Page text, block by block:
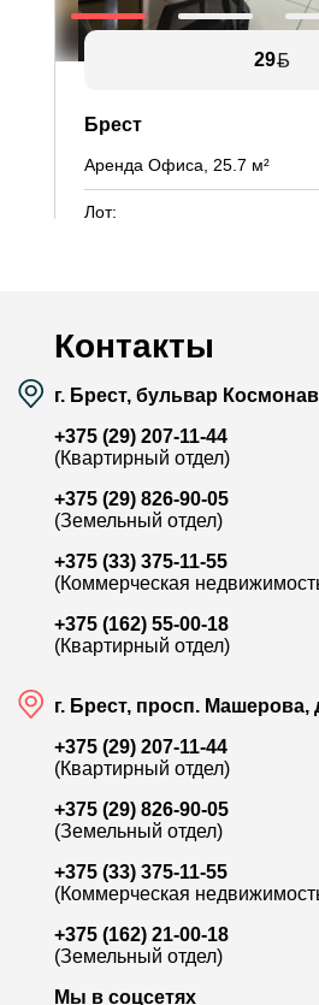
29
Брест
Аренда Офиса, 25.7 м²
Лот:
Аренда Свободного
Лот:
Площадь:
Смотреть на
Контакты
г. Брест, бульвар
+375 (29) 207-11-44
(Квартирный отдел)
+375 (29) 826-90-05
(Земельный отдел)
+375 (33) 375-11-55
(Коммерческая
+375 (162) 55-00-18
(Квартирный отдел)
г. Брест, просп. Машерова,
+375 (29) 207-11-44
(Квартирный отдел)
+375 (29) 826-90-05
(Земельный отдел)
+375 (33) 375-11-55
(Коммерческая
+375 (162) 21-00-18
(Земельный отдел)
Мы в соцсетях